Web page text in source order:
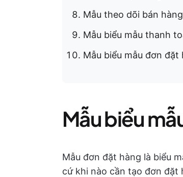
Mẫu theo dõi bán
Mẫu biểu mẫu thanh
Mẫu biểu mẫu đơn đặt
Mẫu biểu
Mẫu đơn đặt hàng là biểu
cứ khi nào cần tạo đơn đặt